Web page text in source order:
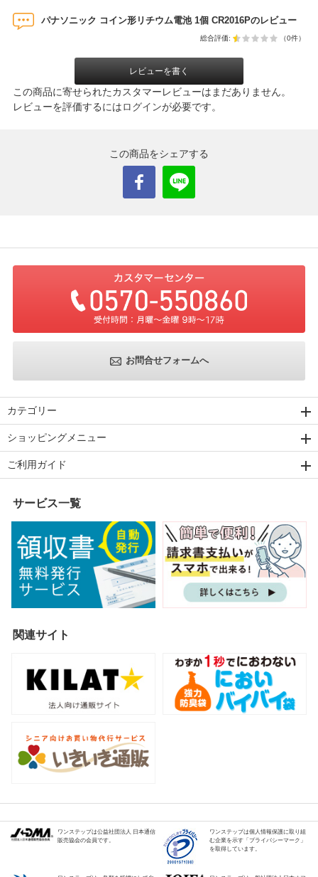
パナソニック コイン形リチウム電池 1個 CR2016Pのレビュー
総合評価: （0件）
レビューを書く
この商品に寄せられたカスタマーレビューはまだありません。
レビューを評価するにはログインが必要です。
この商品をシェアする
お問合せフォームへ
カテゴリー
ショッピングメニュー
ご利用ガイド
サービス一覧
関連サイト
ワンステップは公益社団法人 日本通信
販売協会の会員です。
ワンステップは個人情報保護に取り組
む企業を示す「プライバシーマーク」
を取得しています。